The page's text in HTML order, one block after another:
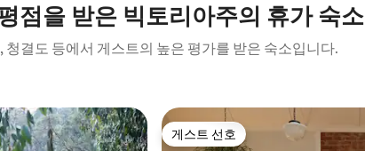
점을 받은 빅토리아주의 휴가 숙소
청결도 등에서 게스트의 높은 평가를 받은 숙소입니다.
게스트 선호
게스트 선호